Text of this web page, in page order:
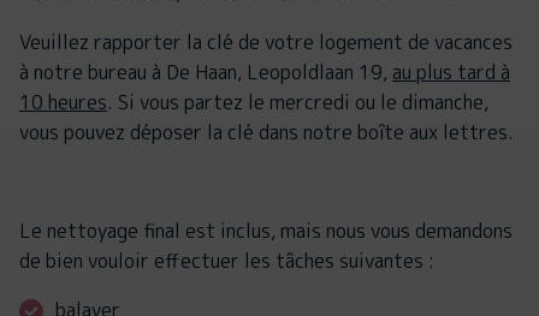
Veuillez rapporter la clé de votre logement de vacances
à notre bureau à De Haan, Leopoldlaan 19, au plus tard à
10 heures. Si vous partez le mercredi ou le dimanche,
vous pouvez déposer la clé dans notre boîte aux lettres.
Le nettoyage final est inclus, mais nous vous demandons
de bien vouloir effectuer les tâches suivantes :
balayer